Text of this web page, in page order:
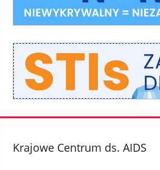
medycznych
Zakażenia
przenoszone
drogą
płciową
STIs
stopka
Krajowe Centrum ds. AIDS